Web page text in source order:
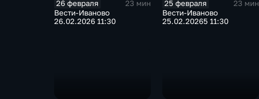
26 февраля
23 мин
Вести-Иваново
26.02.2026 11:30
25 февраля
23 мин
Вести-Иваново
25.02.20265 11:30